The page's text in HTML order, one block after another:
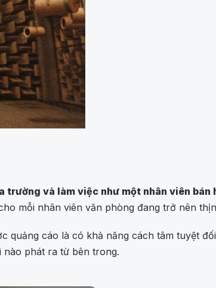
và làm việc như một nhân viên bán
mỗi nhân viên văn phòng đang trở nên
quảng cáo là có khả năng cách tâm tuyệt
nào phát ra từ bên trong.